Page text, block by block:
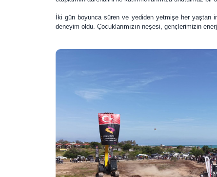
İki gün boyunca süren ve yediden yetmişe her yaştan
deneyim oldu. Çocuklarımızın neşesi, gençlerimizin